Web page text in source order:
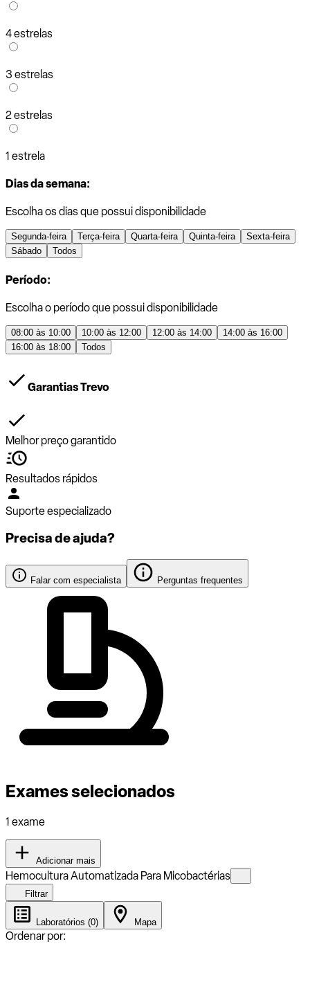
4 estrelas
3 estrelas
2 estrelas
1 estrela
Dias da semana:
Escolha os dias que possui disponibilidade
Segunda-feira Terça-feira Quarta-feira Quinta-feira
Sexta-feira
Sábado
Todos
Período:
Escolha o período que possui disponibilidade
08:00 às 10:00 10:00 às 12:00 12:00 às 14:00
14:00 às 16:00
16:00 às 18:00
Todos
Garantias Trevo
Melhor preço garantido
Resultados rápidos
Suporte especializado
Precisa de ajuda?
Falar com especialista Perguntas frequentes
Exames selecionados
1 exame
Adicionar mais
Hemocultura Automatizada Para Micobactérias
Filtrar
Laboratórios (0) Mapa
Ordenar por: